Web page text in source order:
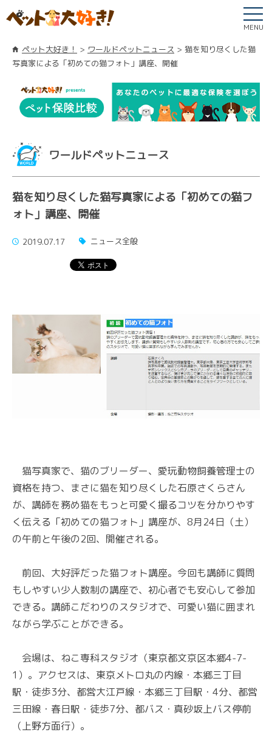
MENU
ペット大好き！ ワールドペットニュース
猫を知り尽くした猫
写真家による「初めての猫フォト」講座、開催
ワールドペットニュース
猫を知り尽くした猫写真家による「初めての猫フ
ォト」講座、開催
2019.07.17 ニュース全般
猫写真家で、猫のブリーダー、愛玩動物飼養管理士の
資格を持つ、まさに猫を知り尽くした石原さくらさん
が、講師を務め猫をもっと可愛く撮るコツを分かりやす
く伝える「初めての猫フォト」講座が、8月24日（土）
の午前と午後の2回、開催される。
前回、大好評だった猫フォト講座。今回も講師に質問
もしやすい少人数制の講座で、初心者でも安心して参加
できる。講師こだわりのスタジオで、可愛い猫に囲まれ
ながら学ぶことができる。
会場は、ねこ専科スタジオ（東京都文京区本郷4-7-
1）。アクセスは、東京メトロ丸の内線・本郷三丁目
駅・徒歩3分、都営大江戸線・本郷三丁目駅・4分、都営
三田線・春日駅・徒歩7分、都バス・真砂坂上バス停前
（上野方面行）。